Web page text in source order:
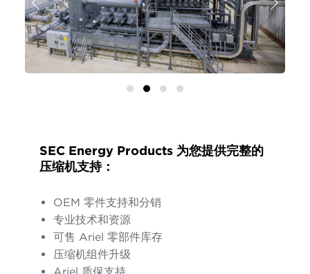
上
一
页
下
一
页
SEC Energy Products 为您提供完整的
压缩机支持：
OEM 零件支持和分销
专业技术和资源
可售 Ariel 零部件库存
压缩机组件升级